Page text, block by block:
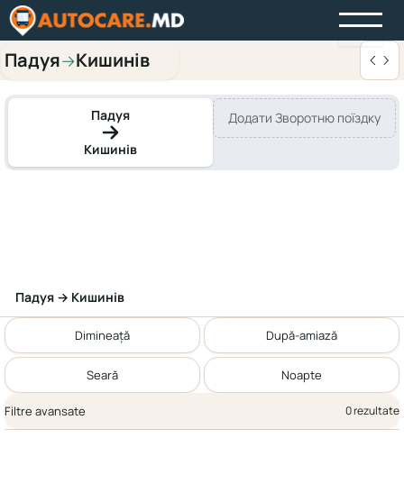
Падуя→Кишинів
Падуя
Кишинів
Додати Зворотню поїздку
Падуя → Кишинів
Dimineață După-amiază
Seară Noapte
Filtre avansate 0 rezultate